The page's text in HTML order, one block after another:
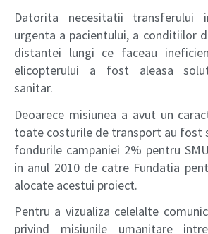
Datorita necesitatii transferului
urgenta a pacientului, a conditiilor
distantei lungi ce faceau
elicopterului a fost aleasa
sanitar.
Deoarece misiunea a avut un
toate costurile de transport au fost
fondurile campaniei 2% pentru
in anul 2010 de catre Fundatia
alocate acestui proiect.
Pentru a vizualiza celelalte
privind misiunile umanitare